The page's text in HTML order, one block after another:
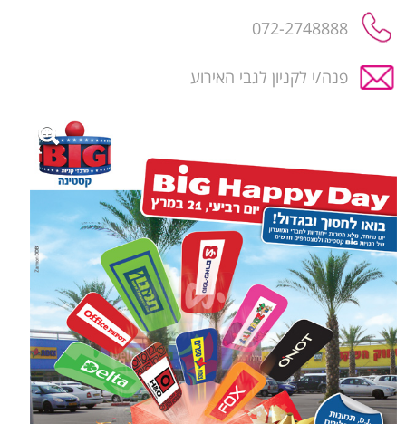
072-2748888
פנה/י לקניון לגבי האירוע